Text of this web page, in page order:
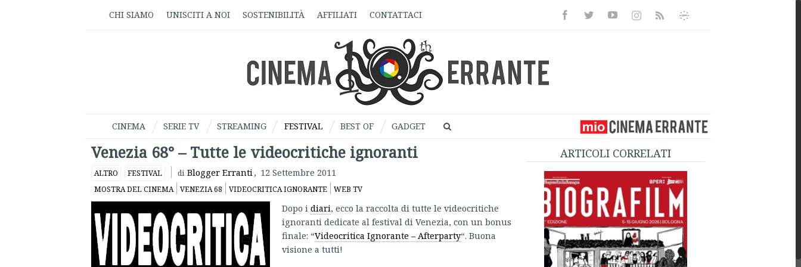
CHI SIAMO UNISCITI A NOI SOSTENIBILITÀ AFFILIATI CONTATTACI FacebookTwitterYoutubeInstagramRss
Informativa
CINEMA SERIE TV STREAMING FESTIVAL BEST OF GADGET
Venezia 68° – Tutte le videocritiche ignoranti
ALTRO FESTIVAL di Blogger Erranti, 12 Settembre 2011
MOSTRA DEL CINEMA VENEZIA 68 VIDEOCRITICA IGNORANTE WEB TV
Dopo i diari, ecco la raccolta di tutte le videocritiche
ignoranti dedicate al festival di Venezia, con un bonus
finale: “Videocritica Ignorante – Afterparty“. Buona
visione a tutti!
ARTICOLI CORRELATI